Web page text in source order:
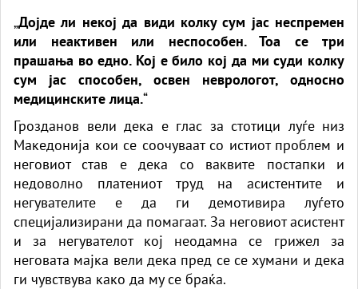
„Дојде ли некој да види колку сум јас неспремен
или неактивен или неспособен. Тоа се три
прашања во едно. Кој е било кој да ми суди колку
сум јас способен, освен неврологот, односно
медицинските лица.“
Грозданов вели дека е глас за стотици луѓе низ
Македонија кои се соочуваат со истиот проблем и
неговиот став е дека со ваквите постапки и
недоволно платениот труд на асистентите и
негувателите е да ги демотивира луѓето
специјализирани да помагаат. За неговиот асистент
и за негувателот кој неодамна се грижел за
неговата мајка вели дека пред се се хумани и дека
ги чувствува како да му се браќа.